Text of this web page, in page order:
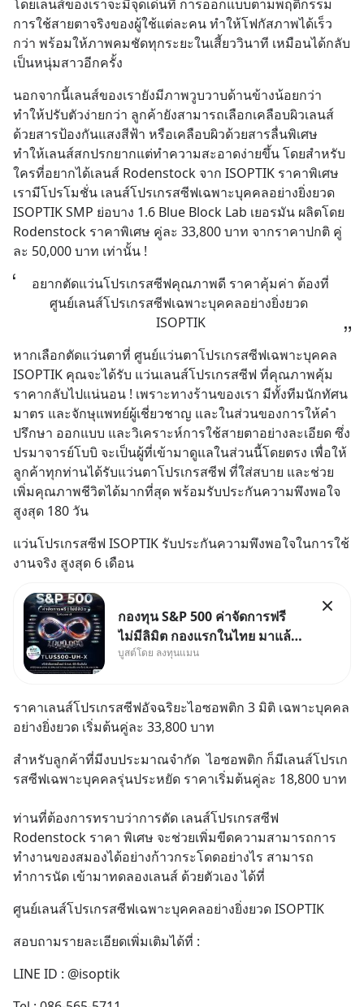
โดยเลนส์ของเราจะมีจุดเด่นที่ การออกแบบตามพฤติกรรม
การใช้สายตาจริงของผู้ใช้แต่ละคน ทำให้โฟกัสภาพได้เร็ว
กว่า พร้อมให้ภาพคมชัดทุกระยะในเสี้ยววินาที เหมือนได้กลับ
เป็นหนุ่มสาวอีกครั้ง
นอกจากนี้เลนส์ของเรายังมีภาพวูบวาบด้านข้างน้อยกว่า
ทำให้ปรับตัวง่ายกว่า ลูกค้ายังสามารถเลือกเคลือบผิวเลนส์
ด้วยสารป้องกันแสงสีฟ้า หรือเคลือบผิวด้วยสารลื่นพิเศษ
ทำให้เลนส์สกปรกยากแต่ทำความสะอาดง่ายขึ้น โดยสำหรับ
ใครที่อยากได้เลนส์ Rodenstock จาก ISOPTIK ราคาพิเศษ
เรามีโปรโมชั่น เลนส์โปรเกรสซีฟเฉพาะบุคคลอย่างยิ่งยวด
ISOPTIK SMP ย่อบาง 1.6 Blue Block Lab เยอรมัน ผลิตโดย
Rodenstock ราคาพิเศษ คู่ละ 33,800 บาท จากราคาปกติ คู่
ละ 50,000 บาท เท่านั้น !
อยากตัดแว่นโปรเกรสซีฟคุณภาพดี ราคาคุ้มค่า ต้องที่
ศูนย์เลนส์โปรเกรสซีฟเฉพาะบุคคลอย่างยิ่งยวด
ISOPTIK
หากเลือกตัดแว่นตาที่ ศูนย์แว่นตาโปรเกรสซีฟเฉพาะบุคคล
ISOPTIK คุณจะได้รับ แว่นเลนส์โปรเกรสซีฟ ที่คุณภาพคุ้ม
ราคากลับไปแน่นอน ! เพราะทางร้านของเรา มีทั้งทีมนักทัศน
มาตร และจักษุแพทย์ผู้เชี่ยวชาญ และในส่วนของการให้คำ
ปรึกษา ออกแบบ และวิเคราะห์การใช้สายตาอย่างละเอียด ซึ่ง
ปรมาจารย์โบบิ จะเป็นผู้ที่เข้ามาดูแลในส่วนนี้โดยตรง เพื่อให้
ลูกค้าทุกท่านได้รับแว่นตาโปรเกรสซีฟ ที่ใส่สบาย และช่วย
เพิ่มคุณภาพชีวิตได้มากที่สุด พร้อมรับประกันความพึงพอใจ
สูงสุด 180 วัน
แว่นโปรเกรสซีฟ ISOPTIK รับประกันความพึงพอใจในการใช้
งานจริง สูงสุด 6 เดือน
กองทุน S&P 500 ค่าจัดการฟรี
ไม่มีลิมิต กองแรกในไทย มาแล้ว..
กองทุนที่ออกแบบมาเพื่อแก้ Pain
บูสต์โดย ลงทุนแมน
ราคาเลนส์โปรเกรสซีฟอัจฉริยะไอซอพติก 3 มิติ เฉพาะบุคคล
อย่างยิ่งยวด เริ่มต้นคู่ละ 33,800 บาท
สำหรับลูกค้าที่มีงบประมาณจำกัด  ไอซอพติก ก็มีเลนส์โปรเก
รสซีฟเฉพาะบุคคลรุ่นประหยัด ราคาเริ่มต้นคู่ละ 18,800 บาท
ท่านที่ต้องการทราบว่าการตัด เลนส์โปรเกรสซีฟ
Rodenstock ราคา พิเศษ จะช่วยเพิ่มขีดความสามารถการ
ทำงานของสมองได้อย่างก้าวกระโดดอย่างไร สามารถ
ทำการนัด เข้ามาทดลองเลนส์ ด้วยตัวเอง ได้ที่
ศูนย์เลนส์โปรเกรสซีฟเฉพาะบุคคลอย่างยิ่งยวด ISOPTIK
สอบถามรายละเอียดเพิ่มเติมได้ที่ :
LINE ID : @isoptik